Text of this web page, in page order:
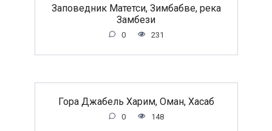
Заповедник Матетси, Зимбабве, река
Замбези
0 231
Гора Джабель Харим, Оман, Хасаб
0 148